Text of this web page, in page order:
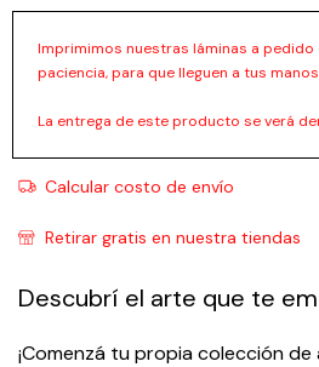
Imprimimos nuestras láminas a
paciencia, para que lleguen a tus
La entrega de este producto se verá
Calcular costo de envío
Retirar gratis en nuestra tiendas
Descubrí el arte que te
¡Comenzá tu propia colección